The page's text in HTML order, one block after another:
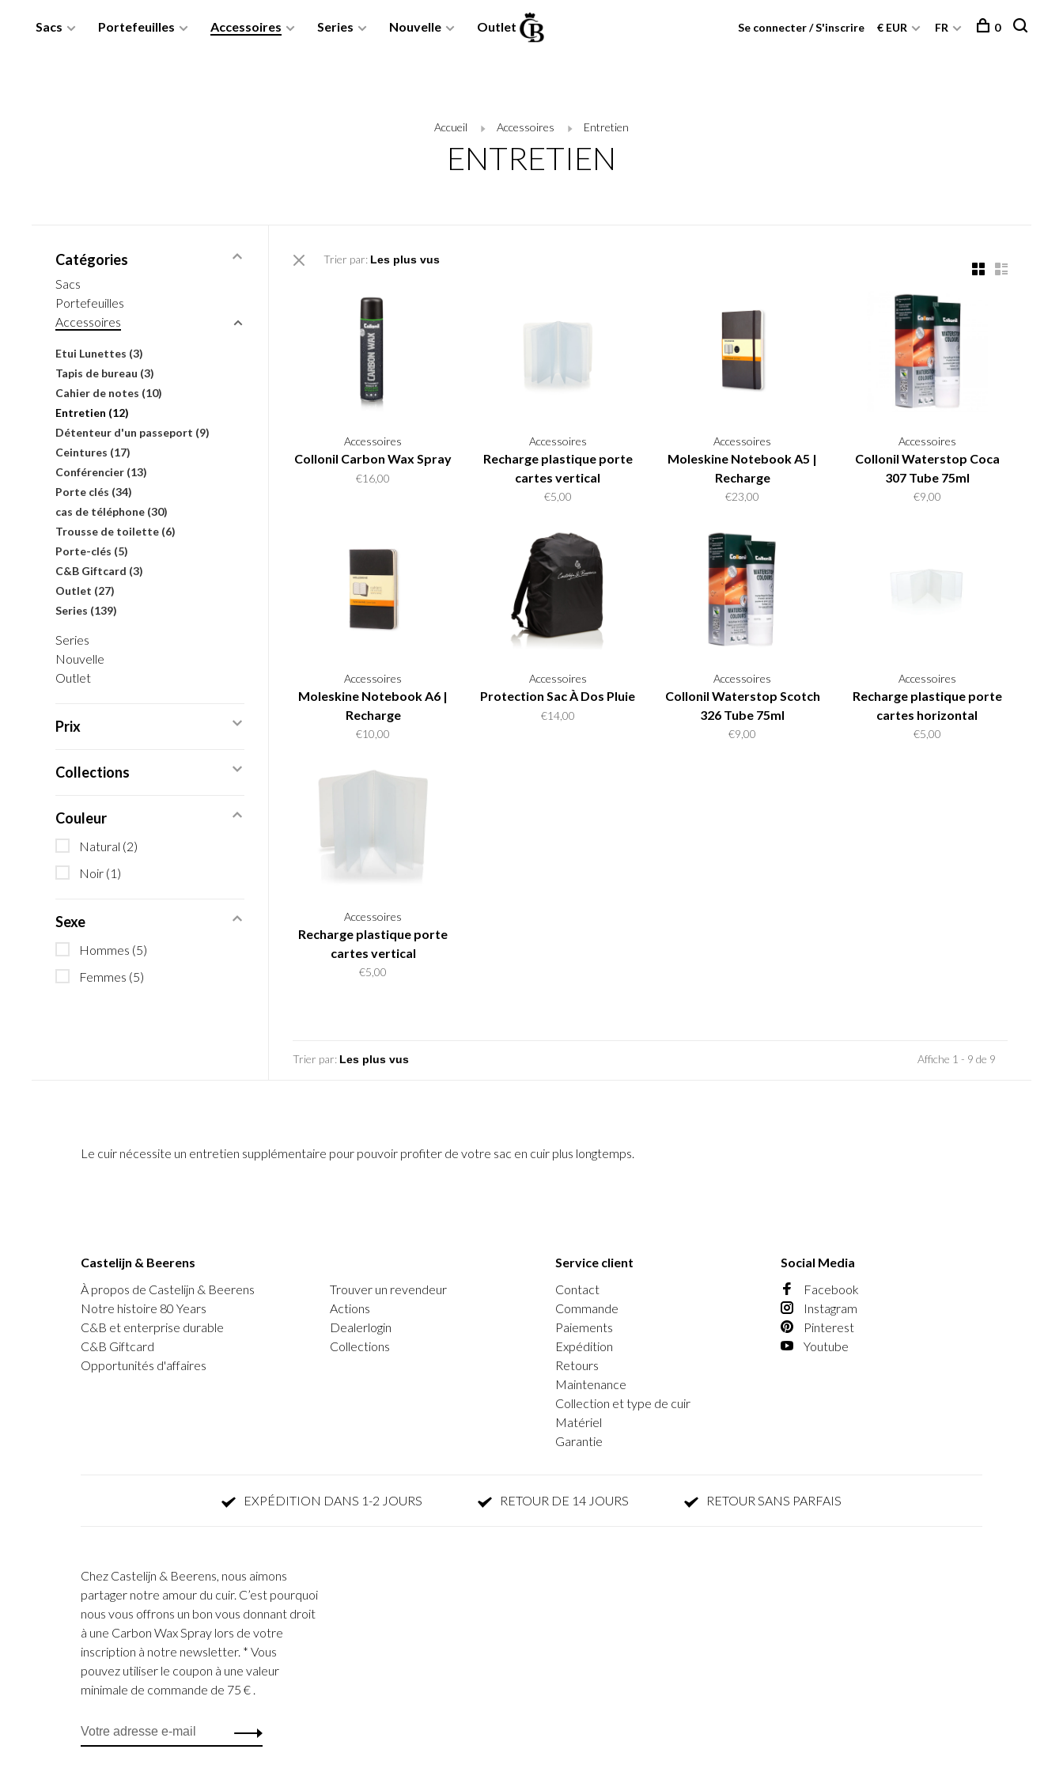
Sacs Portefeuilles Accessoires Series Nouvelle Outlet Se connecter / S'inscrire € EUR FR 0
Accueil Accessoires Entretien
ENTRETIEN
Catégories
Sacs
Portefeuilles
Accessoires
Etui Lunettes (3)
Tapis de bureau (3)
Cahier de notes (10)
Entretien (12)
Détenteur d'un passeport (9)
Ceintures (17)
Conférencier (13)
Porte clés (34)
cas de téléphone (30)
Trousse de toilette (6)
Porte-clés (5)
C&B Giftcard (3)
Outlet (27)
Series (139)
Series
Nouvelle
Outlet
Prix
Collections
Couleur
Natural (2)
Noir (1)
Sexe
Hommes (5)
Femmes (5)
Trier par:
Accessoires
Collonil Carbon Wax Spray
€16,00
Accessoires
Recharge plastique porte
cartes vertical
€5,00
Accessoires
Moleskine Notebook A5 |
Recharge
€23,00
Accessoires
Collonil Waterstop Coca
307 Tube 75ml
€9,00
Accessoires
Moleskine Notebook A6 |
Recharge
€10,00
Accessoires
Protection Sac À Dos Pluie
€14,00
Accessoires
Collonil Waterstop Scotch
326 Tube 75ml
€9,00
Accessoires
Recharge plastique porte
cartes horizontal
€5,00
Accessoires
Recharge plastique porte
cartes vertical
€5,00
Trier par: Affiche 1 - 9 de 9
Le cuir nécessite un entretien supplémentaire pour pouvoir profiter de votre sac en cuir plus longtemps.
Castelijn & Beerens
À propos de Castelijn & Beerens
Notre histoire 80 Years
C&B et enterprise durable
C&B Giftcard
Opportunités d'affaires
Trouver un revendeur
Actions
Dealerlogin
Collections
Service client
Contact
Commande
Paiements
Expédition
Retours
Maintenance
Collection et type de cuir
Matériel
Garantie
Social Media
Facebook
Instagram
Pinterest
Youtube
EXPÉDITION DANS 1-2 JOURS RETOUR DE 14 JOURS RETOUR SANS PARFAIS
Chez Castelijn & Beerens, nous aimons
partager notre amour du cuir. C’est pourquoi
nous vous offrons un bon vous donnant droit
à une Carbon Wax Spray lors de votre
inscription à notre newsletter. * Vous
pouvez utiliser le coupon à une valeur
minimale de commande de 75 € .